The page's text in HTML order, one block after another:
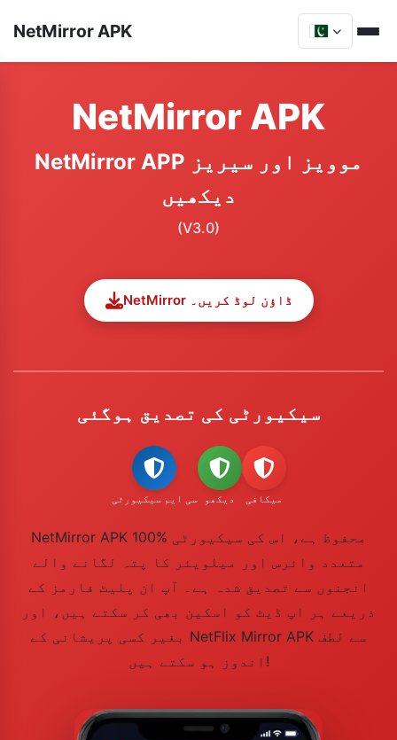
NetMirror APK
NetMirror APK
NetMirror APP موویز اور سیریز
دیکھیں
(V3.0)
NetMirror ڈاؤن لوڈ کریں۔
سیکیورٹی کی تصدیق ہوگئی
سی ایم سیکیورٹی دیکھو میکافی
NetMirror APK 100% محفوظ ہے، اس کی سیکیورٹی
متعدد وائرس اور میلویئر کا پتہ لگانے والے
انجنوں سے تصدیق شدہ ہے۔ آپ ان پلیٹ فارمز کے
ذریعے ہر اپ ڈیٹ کو اسکین بھی کر سکتے ہیں، اور
بغیر کسی پریشانی کے NetFlix Mirror APK سے لطف
اندوز ہو سکتے ہیں!